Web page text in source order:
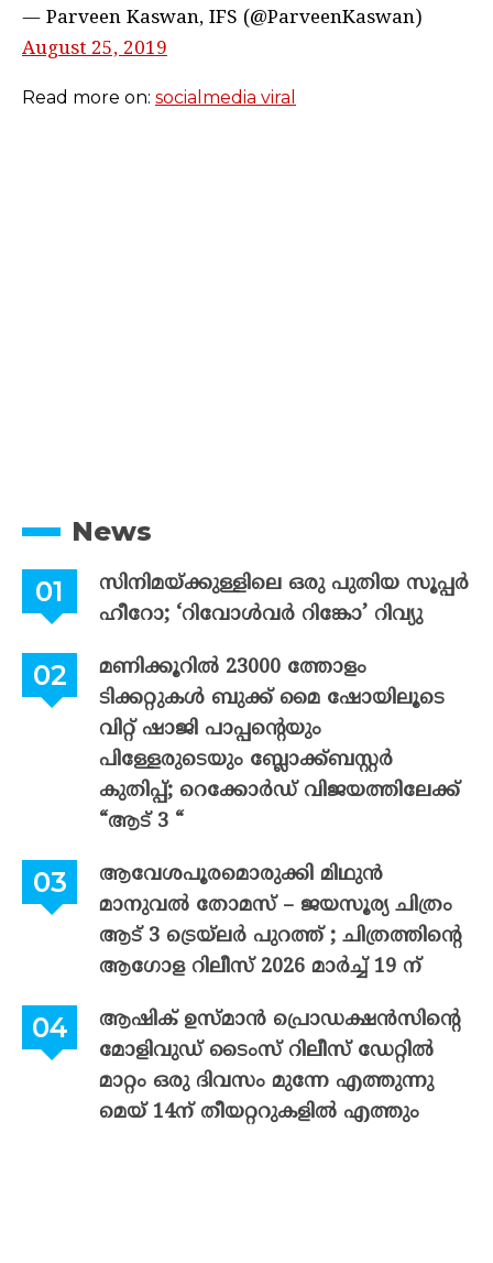
— Parveen Kaswan, IFS (@ParveenKaswan)
August 25, 2019
Read more on: socialmedia viral
News
സിനിമയ്ക്കുള്ളിലെ ഒരു പുതിയ സൂപ്പർ
ഹീറോ; ‘റിവോൾവർ റിങ്കോ’ റിവ്യു
മണിക്കൂറിൽ 23000 ത്തോളം
ടിക്കറ്റുകൾ ബുക്ക് മൈ ഷോയിലൂടെ
വിറ്റ് ഷാജി പാപ്പന്റെയും
പിള്ളേരുടെയും ബ്ലോക്ക്ബസ്റ്റർ
കുതിപ്പ്; റെക്കോർഡ് വിജയത്തിലേക്ക്
“ആട് 3 “
ആവേശപൂരമൊരുക്കി മിഥുൻ
മാനുവൽ തോമസ് – ജയസൂര്യ ചിത്രം
ആട് 3 ട്രെയ്‌ലർ പുറത്ത് ; ചിത്രത്തിന്റെ
ആഗോള റിലീസ് 2026 മാർച്ച് 19 ന്
ആഷിക് ഉസ്മാൻ പ്രൊഡക്ഷൻസിന്റെ
മോളിവുഡ് ടൈംസ് റിലീസ് ഡേറ്റിൽ
മാറ്റം ഒരു ദിവസം മുന്നേ എത്തുന്നു
മെയ് 14ന് തീയറ്ററുകളിൽ എത്തും